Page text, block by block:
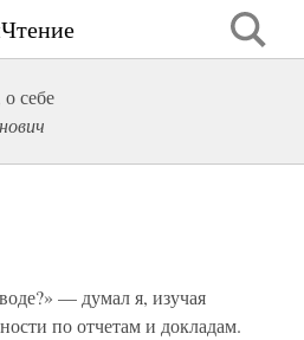
себе
— думал я, изучая
по отчетам и докладам.